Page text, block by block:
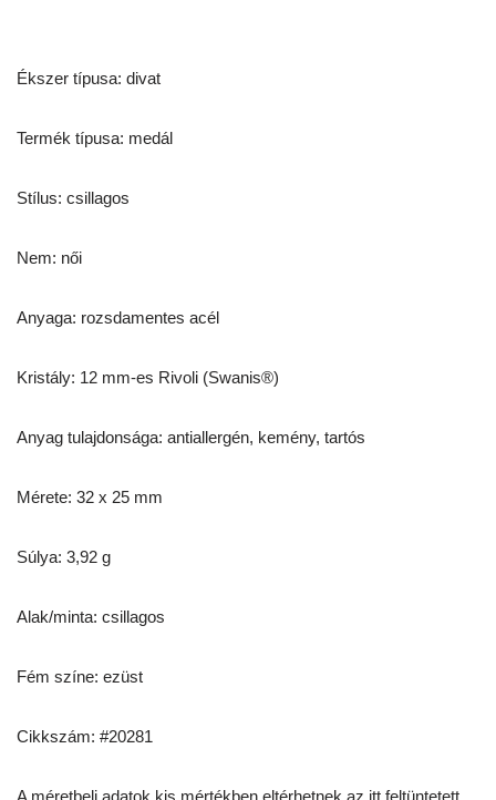
Ékszer típusa: divat
Termék típusa: medál
Stílus: csillagos
Nem: női
Anyaga: rozsdamentes acél
Kristály: 12 mm-es Rivoli (Swanis®)
Anyag tulajdonsága: antiallergén, kemény, tartós
Mérete: 32 x 25 mm
Súlya: 3,92 g
Alak/minta: csillagos
Fém színe: ezüst
Cikkszám: #20281
A méretbeli adatok kis mértékben eltérhetnek az itt feltüntetett